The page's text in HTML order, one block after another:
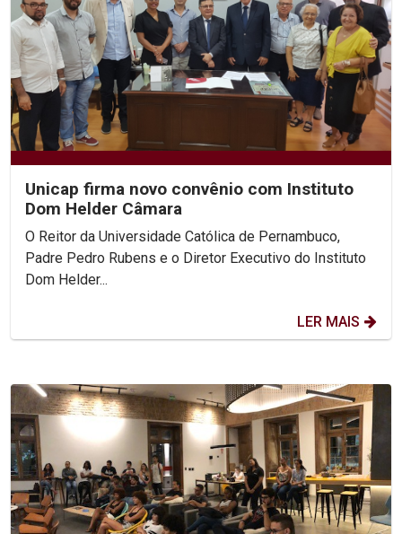
Unicap firma novo convênio com Instituto
Dom Helder Câmara
O Reitor da Universidade Católica de Pernambuco,
Padre Pedro Rubens e o Diretor Executivo do Instituto
Dom Helder...
LER MAIS